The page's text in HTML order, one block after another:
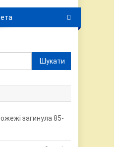
Пошук:
загинула 85-